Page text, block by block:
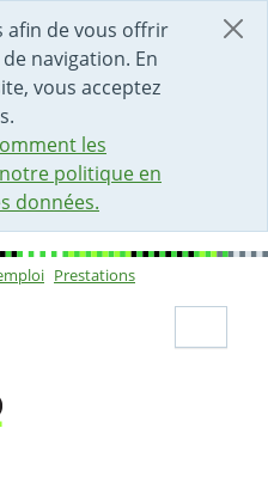
afin de vous offrir
navigation. En
vous acceptez
les
politique en
données.
PAGE
Prestations